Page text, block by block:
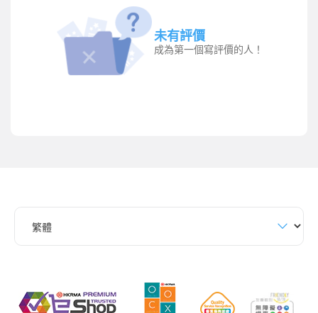
未有評價
成為第一個寫評價的人！